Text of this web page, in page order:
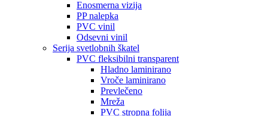
Enosmerna vizija
PP nalepka
PVC vinil
Odsevni vinil
Serija svetlobnih škatel
PVC fleksibilni transparent
Hladno laminirano
Vroče laminirano
Prevlečeno
Mreža
PVC stropna folija